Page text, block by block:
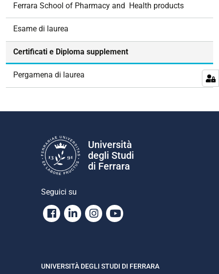
Ferrara School of Pharmacy and Health products
Esame di laurea
Certificati e Diploma supplement
Pergamena di laurea
Università
degli Studi
di Ferrara
Seguici su
Facebook
LinkedinInstagram
Youtube
UNIVERSITÀ DEGLI STUDI DI FERRARA